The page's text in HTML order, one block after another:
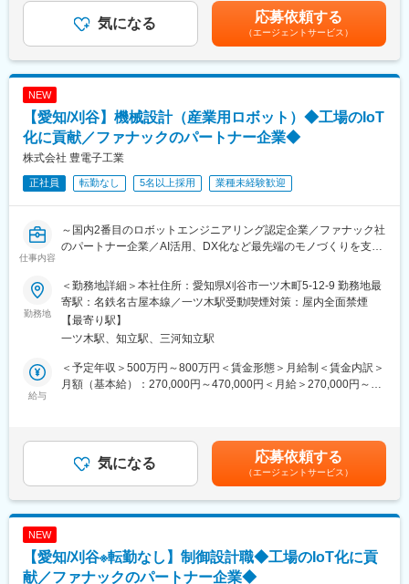
■就業環境：
設計部の平均残業時間は30時間程度です。数年前より働き方改革
が整い、残業時間の縮小が実現できました。年間休日数は123日
変更の範囲：会社の定める業務
■働き方：
└国内での展示会が年に2,3回開催されます。(月)に準備が始ま
行い帰ってくるようなケースが多いです。（オンライン商談も増
えており、出張頻度は担当者による）
＜商材について＞
扱う製品は100万円～1,000万円規模のガス発生装置です。単なる
係を築けるため、メーカー営業ならではのやりがいがあります。
40代と60代の2名で構成されております。社内連携を重視する風
土があり、周囲へ相談しながら業務を進められる環境です。
■教育体制
・入社後はOJTを中心に製品知識や業界知識を習得します。
・商品理解から提案方法まで先輩社員が丁寧にフォローするた
め、業界未経験の方も安心です。
・完全週休2日制で年間休日は120日以上です。（2026年度は123
・育児休暇取得実績があり、復帰率は100％です。
気体や液体の流れを測定・制御する機器や、工場・研究施設で使
う酸素・窒素ガス発生装置を手掛けるメーカーです。
験、スキル、年齢を考慮の上、同社規定により優遇■賞与：年2回
（6月、12月）■昇給：年1回（6月）賃金はあくまでも目安の金額
であり、選考を通じて上下する可能性があります。月給(月額)は固
定手当を含めた表記です。
気になる 応募依頼する
（エージェントサービス）
NEW
【愛知/刈谷】機械設計（産業用ロボット）◆工場のIoT
化に貢献／ファナックのパートナー企業◆
株式会社 豊電子工業
正社員 転勤なし 5名以上採用 業種未経験歓迎
仕事内容
～国内2番目のロボットエンジニアリング認定企業／ファナック社
のパートナー企業／AI活用、DX化など最先端のモノづくりを支え
■職務概要：
自動車向け産業用ロボットシステムの機械設計をお任せします。
産業用ロボットの用途は、自動車製造工程内での鋳造（取出、バ
リ取り、注湯等）、レーザー焼入れ、加工搬送など、多種多様で
す。
ご経験や希望に応じてご担当頂きます。
■職務の流れ：
・製図 ※3D（Solidworks）、2D（AutoCAD）
・テスト
ことができます。
勤務地
＜勤務地詳細＞本社住所：愛知県刈谷市一ツ木町5-12-9 勤務地最
寄駅：名鉄名古屋本線／一ツ木駅受動喫煙対策：屋内全面禁煙
【最寄り駅】
一ツ木駅、知立駅、三河知立駅
給与
＜予定年収＞500万円～800万円＜賃金形態＞月給制＜賃金内訳＞
月額（基本給）：270,000円～470,000円＜月給＞270,000円～
であり、選考を通じて上下する可能性があります。月給(月額)は固
定手当を含めた表記です。
気になる 応募依頼する
（エージェントサービス）
NEW
【愛知/刈谷※転勤なし】制御設計職◆工場のIoT化に貢
献／ファナックのパートナー企業◆